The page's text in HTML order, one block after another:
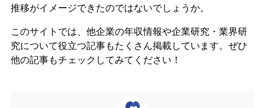
推移がイメージできたのではないでしょうか。
このサイトでは、他企業の年収情報や企業研究・業界研
究について役立つ記事もたくさん掲載しています。ぜひ
他の記事もチェックしてみてください！